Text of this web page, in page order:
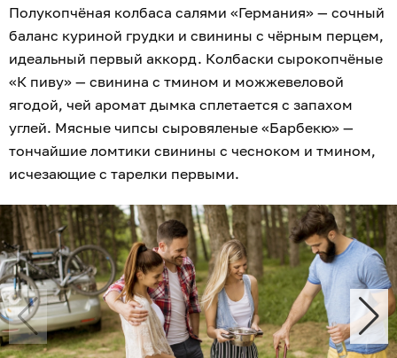
Полукопчёная колбаса салями «Германия» — сочный
баланс куриной грудки и свинины с чёрным перцем,
идеальный первый аккорд. Колбаски сырокопчёные
«К пиву» — свинина с тмином и можжевеловой
ягодой, чей аромат дымка сплетается с запахом
углей. Мясные чипсы сыровяленые «Барбекю» —
тончайшие ломтики свинины с чесноком и тмином,
исчезающие с тарелки первыми.